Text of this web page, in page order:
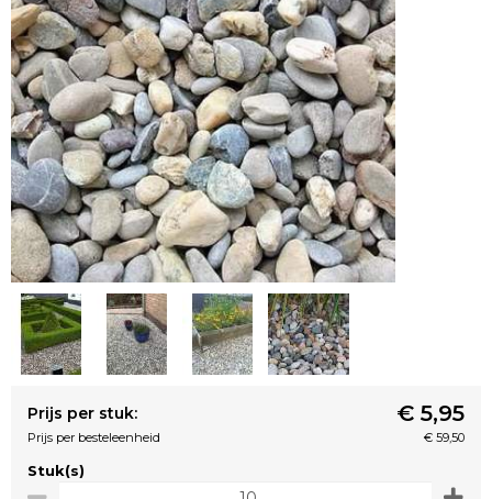
Prijs per stuk: € 5,95
Prijs per besteleenheid € 59,50
Stuk(s)